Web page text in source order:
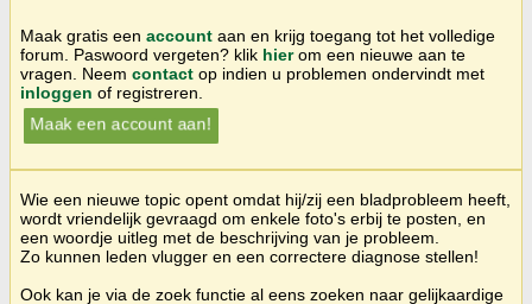
Maak gratis een account aan en krijg toegang tot het volledige
forum. Paswoord vergeten? klik hierom een nieuwe aan te
vragen. Neem contact op indien u problemen ondervindt met
inloggen of registreren.
Maak een account aan!
Wie een nieuwe topic opent omdat hij/zij een bladprobleem heeft,
wordt vriendelijk gevraagd om enkele foto's erbij te posten, en
een woordje uitleg met de beschrijving van je probleem.
Zo kunnen leden vlugger en een correctere diagnose stellen!
Ook kan je via de zoek functie al eens zoeken naar gelijkaardige